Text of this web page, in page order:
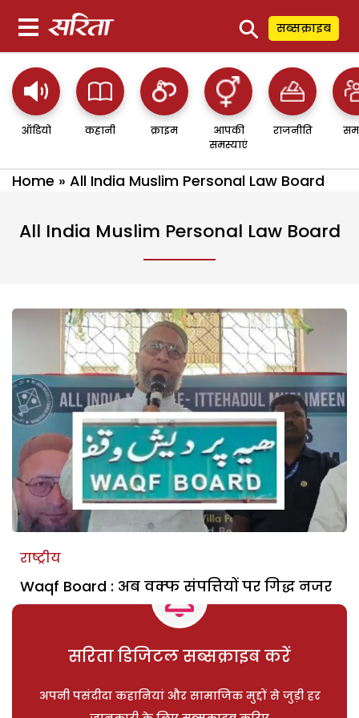
⚲ सब्सक्राइब
ऑडियो कहानी क्राइम
आपकी
समस्याएं
राजनीति
Home » All India Muslim Personal Law Board
All India Muslim Personal Law Board
राष्ट्रीय
Waqf Board : अब वक्फ संपत्तियों पर गिद्ध नजर
सरिता डिजिटल सब्सक्राइब करें
अपनी पसंदीदा कहानियां और सामाजिक मुद्दों से जुड़ी हर